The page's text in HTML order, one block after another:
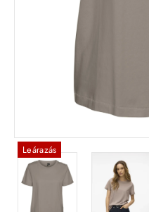
Leárazás